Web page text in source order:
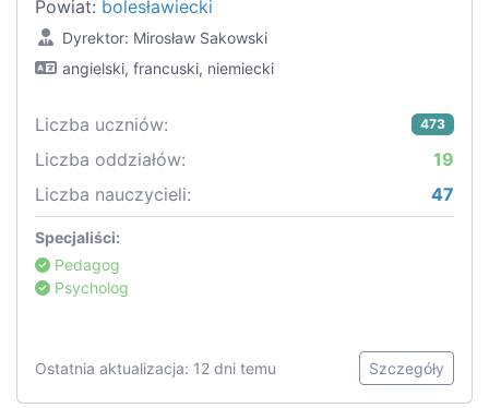
Powiat: bolesławiecki
Dyrektor: Mirosław Sakowski
angielski, francuski, niemiecki
Liczba uczniów: 473
Liczba oddziałów:
19
Liczba nauczycieli:
47
Specjaliści:
Pedagog
Psycholog
Ostatnia aktualizacja: 12 dni temu Szczegóły